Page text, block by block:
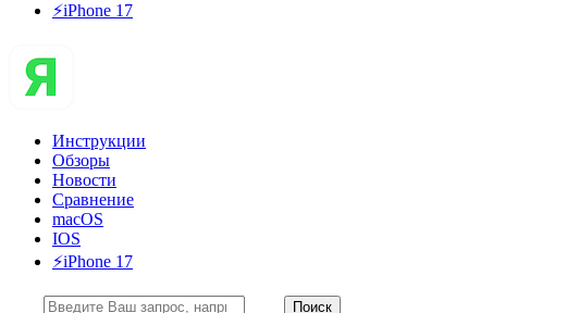
⚡️iPhone 17
Инструкции
Обзоры
Новости
Сравнение
macOS
IOS
⚡️iPhone 17